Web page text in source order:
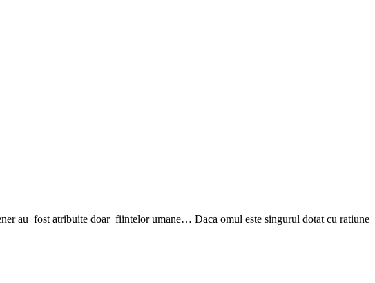
au fost atribuite doar fiintelor umane… Daca omul este singurul dotat cu ratiune